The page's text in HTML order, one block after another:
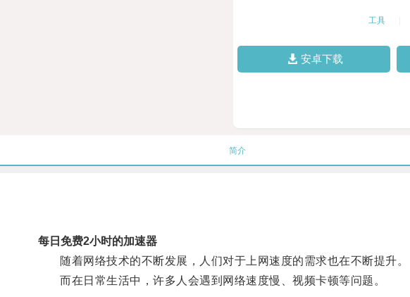
工具
安卓下载
简介
每日免费2小时的加速器
随着网络技术的不断发展，人们对于上网速度的需求也在不断提升。
而在日常生活中，许多人会遇到网络速度慢、视频卡顿等问题。